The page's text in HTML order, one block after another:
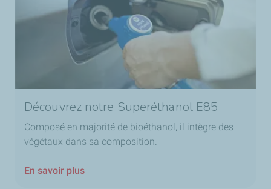
Découvrez notre Superéthanol E85
Composé en majorité de bioéthanol, il intègre des
végétaux dans sa composition.
En savoir plus